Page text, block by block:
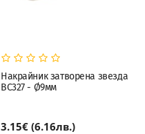
Накрайник затворена звезда
BC327 - Ø9мм
3.15€ (6.16лв.)